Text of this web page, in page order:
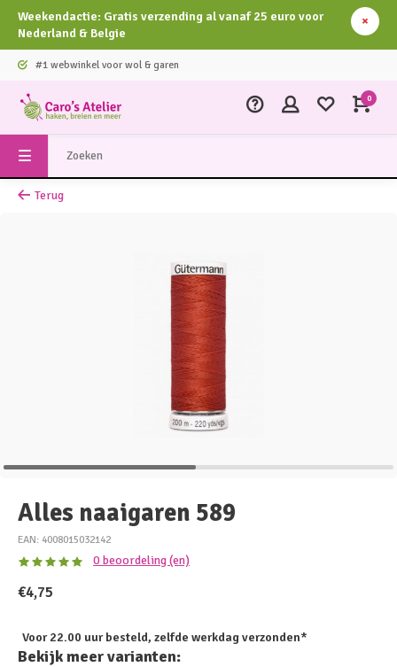
Weekendactie: Gratis verzending al vanaf 25 euro voor
Nederland & Belgie
#1 webwinkel voor wol & garen
0
Terug
Alles naaigaren 589
EAN: 4008015032142
0 beoordeling (en)
€4,75
Voor 22.00 uur besteld, zelfde werkdag verzonden*
Bekijk meer varianten: